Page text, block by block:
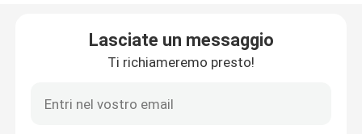
Forno per ascensori
Lasciate un messaggio
Ti richiameremo presto!